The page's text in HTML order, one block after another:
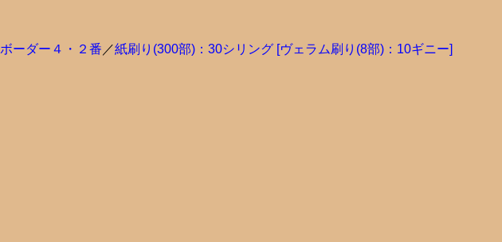
ボーダー４・２番 ／紙刷り(300部)：30シリング [ヴェラム刷り(8部)：10ギニー]